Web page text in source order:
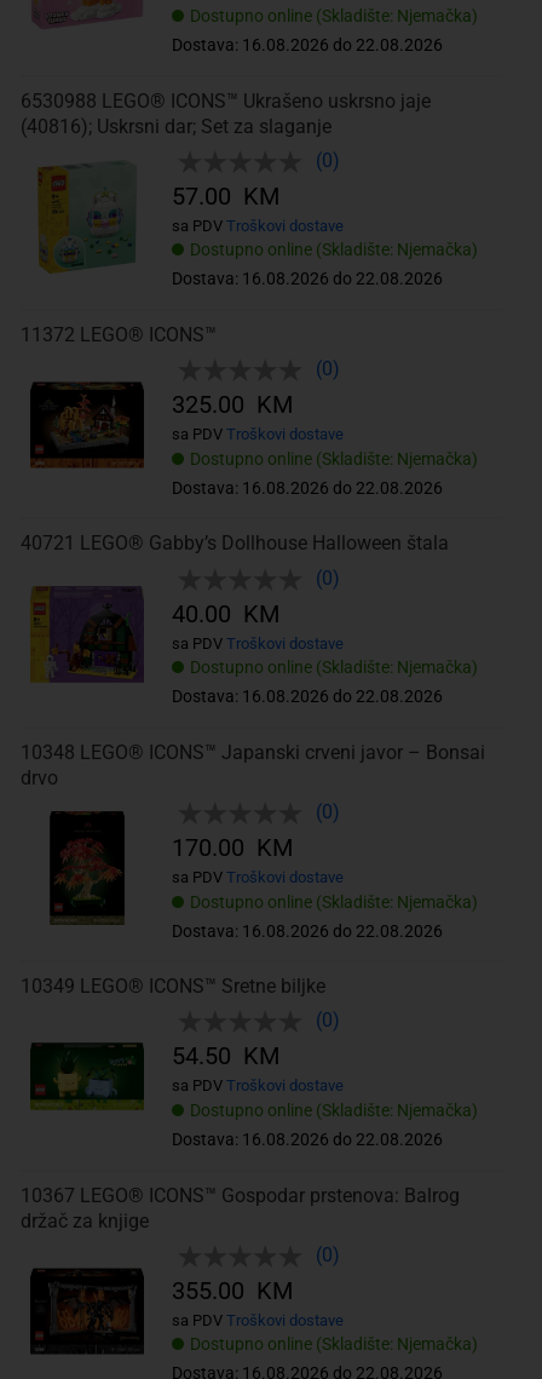
Dostupno online (Skladište: Njemačka)
Dostava: 16.08.2026 do 22.08.2026
6530988 LEGO® ICONS™ Ukrašeno uskrsno jaje
(40816); Uskrsni dar; Set za slaganje
(0)
Dostupno online (Skladište: Njemačka)
Dostava: 16.08.2026 do 22.08.2026
57.00 KM
sa PDV Troškovi dostave
11372 LEGO® ICONS™
(0)
Dostupno online (Skladište: Njemačka)
Dostava: 16.08.2026 do 22.08.2026
325.00 KM
sa PDV Troškovi dostave
40721 LEGO® Gabby’s Dollhouse Halloween štala
(0)
Dostupno online (Skladište: Njemačka)
Dostava: 16.08.2026 do 22.08.2026
40.00 KM
sa PDV Troškovi dostave
10348 LEGO® ICONS™ Japanski crveni javor – Bonsai
drvo
(0)
Dostupno online (Skladište: Njemačka)
Dostava: 16.08.2026 do 22.08.2026
170.00 KM
sa PDV Troškovi dostave
10349 LEGO® ICONS™ Sretne biljke
(0)
Dostupno online (Skladište: Njemačka)
Dostava: 16.08.2026 do 22.08.2026
54.50 KM
sa PDV Troškovi dostave
10367 LEGO® ICONS™ Gospodar prstenova: Balrog
držač za knjige
(0)
Dostupno online (Skladište: Njemačka)
Dostava: 16.08.2026 do 22.08.2026
355.00 KM
sa PDV Troškovi dostave